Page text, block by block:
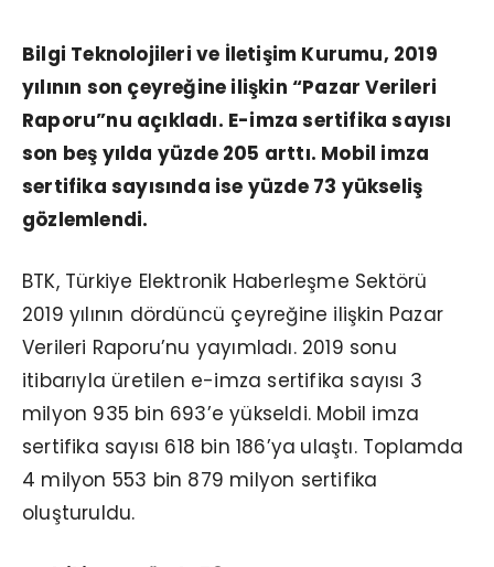
Bilgi Teknolojileri ve İletişim Kurumu, 2019
yılının son çeyreğine ilişkin “Pazar Verileri
Raporu”nu açıkladı. E-imza sertifika sayısı
son beş yılda yüzde 205 arttı. Mobil imza
sertifika sayısında ise yüzde 73 yükseliş
gözlemlendi.
BTK, Türkiye Elektronik Haberleşme Sektörü
2019 yılının dördüncü çeyreğine ilişkin Pazar
Verileri Raporu’nu yayımladı. 2019 sonu
itibarıyla üretilen e-imza sertifika sayısı 3
milyon 935 bin 693’e yükseldi. Mobil imza
sertifika sayısı 618 bin 186’ya ulaştı. Toplamda
4 milyon 553 bin 879 milyon sertifika
oluşturuldu.